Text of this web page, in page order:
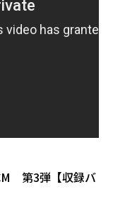
第3弾【収録バ